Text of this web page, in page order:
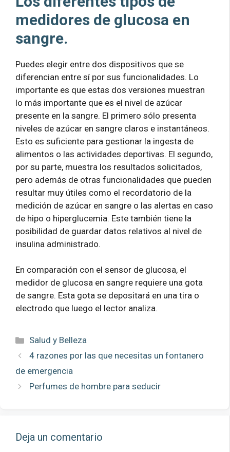
medidores de glucosa en
sangre.
Puedes elegir entre dos dispositivos que se
diferencian entre sí por sus funcionalidades. Lo
importante es que estas dos versiones muestran
lo más importante que es el nivel de azúcar
presente en la sangre. El primero sólo presenta
niveles de azúcar en sangre claros e instantáneos.
Esto es suficiente para gestionar la ingesta de
alimentos o las actividades deportivas. El segundo,
por su parte, muestra los resultados solicitados,
pero además de otras funcionalidades que pueden
resultar muy útiles como el recordatorio de la
medición de azúcar en sangre o las alertas en caso
de hipo o hiperglucemia. Este también tiene la
posibilidad de guardar datos relativos al nivel de
insulina administrado.
En comparación con el sensor de glucosa, el
medidor de glucosa en sangre requiere una gota
de sangre. Esta gota se depositará en una tira o
electrodo que luego el lector analiza.
Categorías
Salud y Belleza
4 razones por las que necesitas un fontanero
de emergencia
Perfumes de hombre para seducir
Deja un comentario